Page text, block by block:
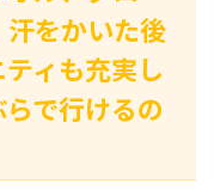
をかいた後
ィも充実し
で行けるの